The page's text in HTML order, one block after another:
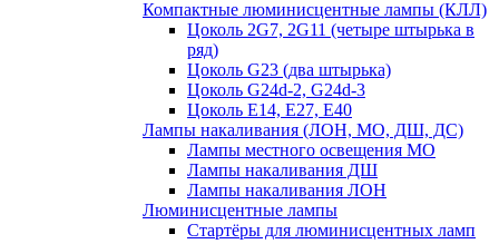
Компактные люминисцентные лампы (КЛЛ)
Цоколь 2G7, 2G11 (четыре штырька в
ряд)
Цоколь G23 (два штырька)
Цоколь G24d-2, G24d-3
Цоколь Е14, Е27, Е40
Лампы накаливания (ЛОН, МО, ДШ, ДС)
Лампы местного освещения МО
Лампы накаливания ДШ
Лампы накаливания ЛОН
Люминисцентные лампы
Стартёры для люминисцентных ламп